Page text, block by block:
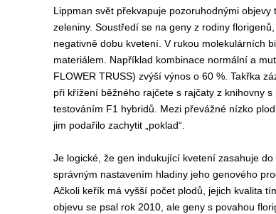
Lippman svět překvapuje pozoruhodnými
zeleniny. Soustředí se na geny z rodiny
negativně dobu kvetení. V rukou molekulárních
materiálem. Například kombinace normální a
FLOWER TRUSS) zvýší výnos o 60 %. Takřka
při křížení běžného rajčete s rajčaty z knihovny
testováním F1 hybridů. Mezi převážné nízko
jim podařilo zachytit „poklad“.
Je logické, že gen indukující kvetení zasahuje
správným nastavením hladiny jeho genového
Ačkoli keřík má vyšší počet plodů, jejich kvalita
objevu se psal rok 2010, ale geny s povahou